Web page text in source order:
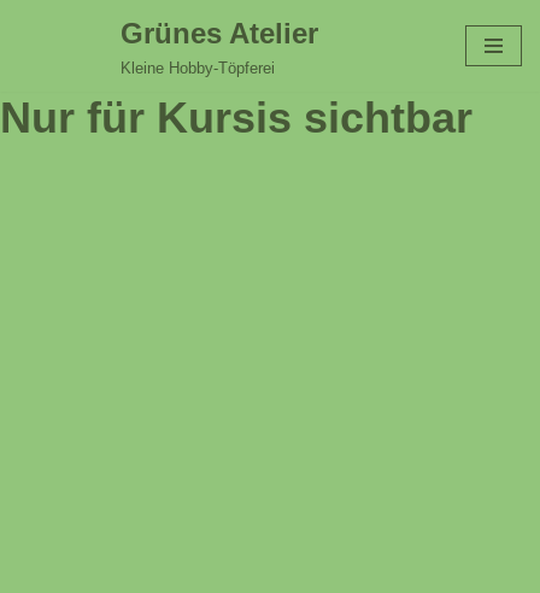
springen
Grünes Atelier
Kleine Hobby-Töpferei
Nur für Kursis sichtbar